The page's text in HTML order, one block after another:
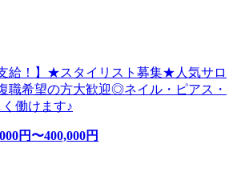
給！】★スタイリスト募集★人気サロ
職希望の方大歓迎◎ネイル・ピアス・
働けます♪
円〜400,000円